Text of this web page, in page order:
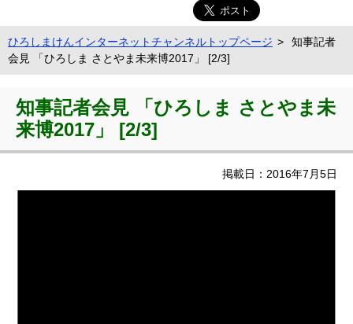
ひろしまけんインターネットチャンネルトップページ
知事記者
会見 「ひろしま さとやま未来博2017」 [2/3]
知事記者会見 「ひろしま さとやま未
来博2017」 [2/3]
掲載日：2016年7月5日